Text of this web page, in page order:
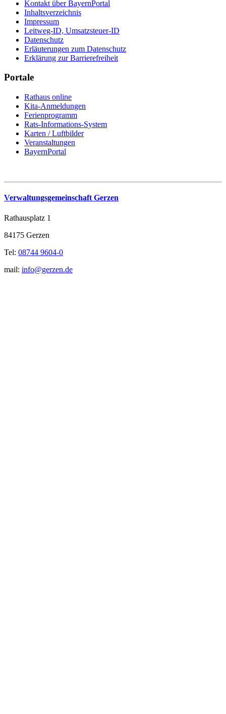
Kontakt über BayernPortal
Inhaltsverzeichnis
Impressum
Leitweg-ID, Umsatzsteuer-ID
Datenschutz
Erläuterungen zum Datenschutz
Erklärung zur Barrierefreiheit
Portale
Rathaus online
Kita-Anmeldungen
Ferienprogramm
Rats-Informations-System
Karten / Luftbilder
Veranstaltungen
BayernPortal
Verwaltungsgemeinschaft Gerzen
Rathausplatz 1
84175 Gerzen
Tel: 08744 9604-0
mail: info@gerzen.de